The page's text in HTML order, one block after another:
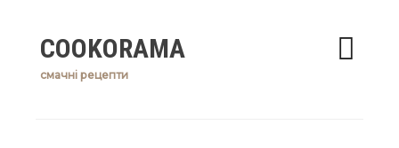
COOKORAMA
смачні рецепти